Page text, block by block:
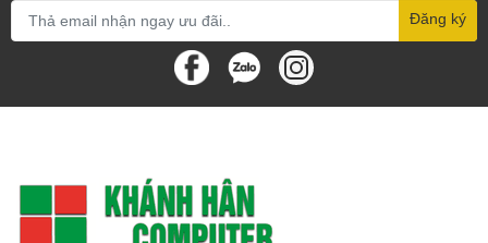
Đăng ký